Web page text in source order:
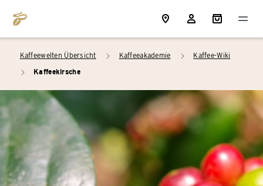
Kaffeewelten Übersicht arrow_right Kaffeeakademie arrow_right Kaffee-Wiki
arrow_right Kaffeekirsche